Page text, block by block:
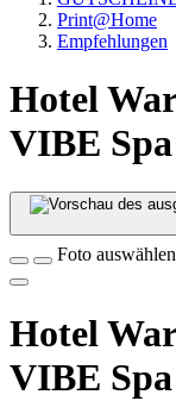
Print@Home
Empfehlungen
Hotel
VIBE
Foto auswählen
Hotel
VIBE